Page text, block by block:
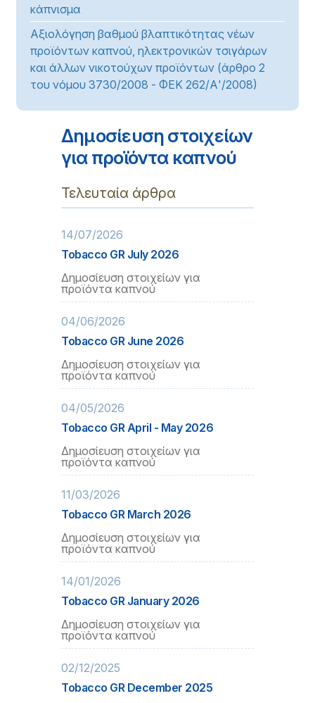
κάπνισμα
Αξιολόγηση βαθμού βλαπτικότητας νέων
προϊόντων καπνού, ηλεκτρονικών τσιγάρων
και άλλων νικοτούχων προϊόντων (άρθρο 2
του νόμου 3730/2008 - ΦΕΚ 262/Α'/2008)
Δημοσίευση στοιχείων
για προϊόντα καπνού
Τελευταία άρθρα
14/07/2026
Tobacco GR July 2026
Δημοσίευση στοιχείων για
προϊόντα καπνού
04/06/2026
Tobacco GR June 2026
Δημοσίευση στοιχείων για
προϊόντα καπνού
04/05/2026
Tobacco GR April - May 2026
Δημοσίευση στοιχείων για
προϊόντα καπνού
11/03/2026
Tobacco GR March 2026
Δημοσίευση στοιχείων για
προϊόντα καπνού
14/01/2026
Tobacco GR January 2026
Δημοσίευση στοιχείων για
προϊόντα καπνού
02/12/2025
Tobacco GR December 2025